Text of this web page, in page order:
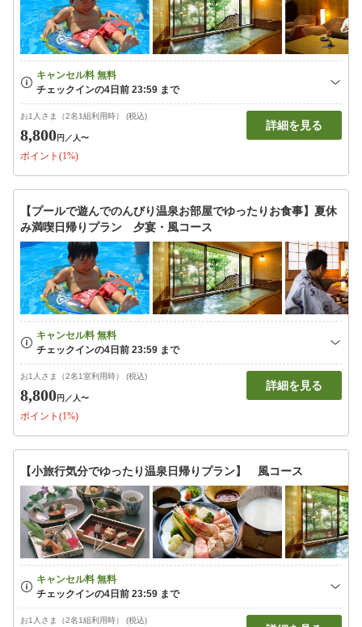
お1人さま（2名1組利用時） (税込)
8,800円 ／人〜
ポイント(1%)
詳細を見る
【プールで遊んでのんびり温泉お部屋でゆったりお食事】夏休
み満喫日帰りプラン 夕宴・風コース
お1人さま（2名1室利用時） (税込)
8,800円 ／人〜
ポイント(1%)
詳細を見る
【小旅行気分でゆったり温泉日帰りプラン】 風コース
お1人さま（2名1組利用時） (税込)